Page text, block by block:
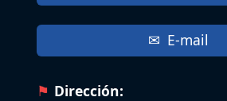
E-mail
Dirección: